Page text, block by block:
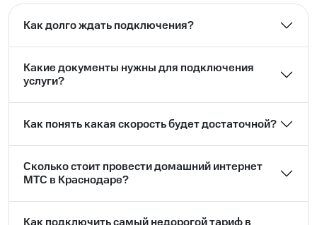
Как долго ждать подключения?
Какие документы нужны для подключения
услуги?
Как понять какая скорость будет достаточной?
Сколько стоит провести домашний интернет
МТС в Краснодаре?